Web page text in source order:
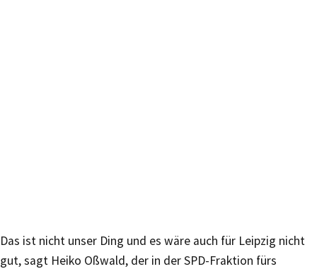
Das ist nicht unser Ding und es wäre auch für Leipzig nicht
gut, sagt Heiko Oßwald, der in der SPD-Fraktion fürs